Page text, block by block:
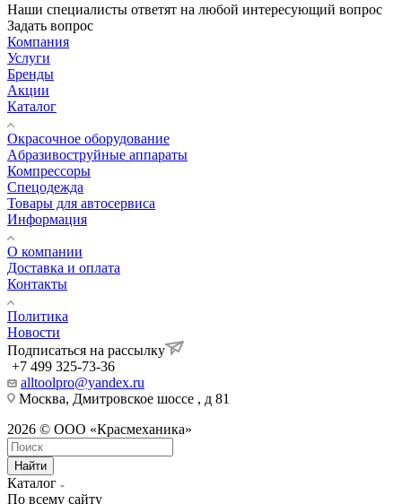
Наши специалисты ответят на любой интересующий вопрос
Задать вопрос
Компания
Услуги
Бренды
Акции
Каталог
Окрасочное оборудование
Aбразивоструйные аппараты
Компрессоры
Спецодежда
Товары для автосервиса
Информация
О компании
Доставка и оплата
Контакты
Политика
Новости
Подписаться на рассылку
+7 499 325-73-36
alltoolpro@yandex.ru
Москва, Дмитровское шоссе , д 81
2026 © ООО «Красмеханика»
Найти
Каталог
По всему сайту